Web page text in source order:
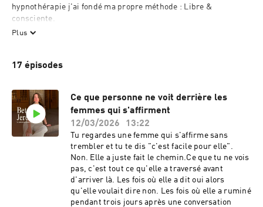
hypnothérapie j'ai fondé ma propre méthode : Libre &
consciente.
Dans cette émission je vous livre des clés pour nourrir votre
confidentialite pour plus d'informations.
Plus
17 épisodes
Ce que personne ne voit derrière les
femmes qui s'affirment
12/03/2026
13:22
Tu regardes une femme qui s'affirme sans
trembler et tu te dis "c'est facile pour elle".
Non. Elle a juste fait le chemin.Ce que tu ne vois
pas, c'est tout ce qu'elle a traversé avant
d'arriver là. Les fois où elle a dit oui alors
qu'elle voulait dire non. Les fois où elle a ruminé
pendant trois jours après une conversation